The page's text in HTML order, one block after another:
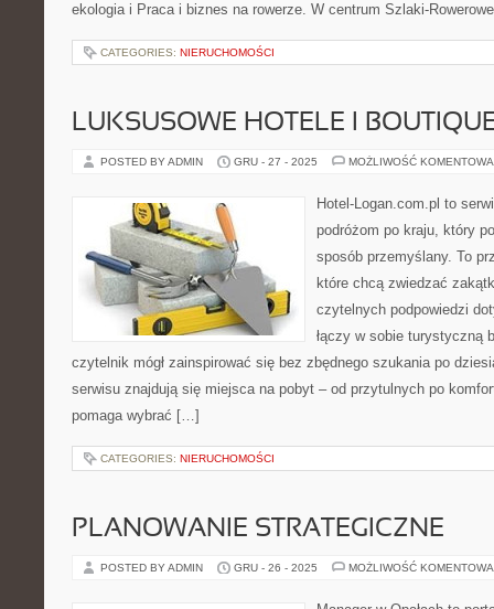
ekologia i Praca i biznes na rowerze. W centrum Szlaki-
CATEGORIES: NIERUCHOMOŚCI
LUKSUSOWE HOTELE I
POSTED BY ADMIN GRU - 27 - 2025 MOŻLIWOŚĆ
Hotel-Logan.com.pl to
podróżom po kraju, który
sposób przemyślany. To
które chcą zwiedzać
czytelnych podpowiedzi
łączy w sobie turystyczną
czytelnik mógł zainspirować się bez zbędnego szukania po
serwisu znajdują się miejsca na pobyt – od przytulnych po
pomaga wybrać […]
CATEGORIES: NIERUCHOMOŚCI
PLANOWANIE STRATEGICZNE
POSTED BY ADMIN GRU - 26 - 2025 MOŻLIWOŚĆ